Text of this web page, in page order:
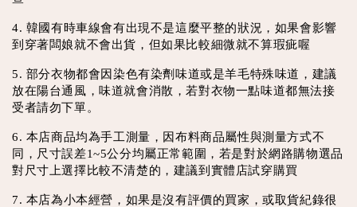
4. 韓國有時車線會有出現不是這麼平整的狀況，如果會影響
到穿著闆娘就不會出貨，但如果比較細微就不算瑕疵喔
5. 部分衣物都會因染色有染劑味道或是羊毛特殊味道，建議
放在陽台通風，味道就會消散，若對衣物一點味道都無法接
受者請勿下單。
6. 本店商品均為手工測量，因布料商品屬性與測量方式不
同，尺寸誤差1~5公分均屬正常範圍，若是對於網路購物選品
對尺寸上選擇比較不清楚的，建議到實體店試穿購買
7. 本店為小本經營，如果是沒有評價的買家，或取貨紀錄很